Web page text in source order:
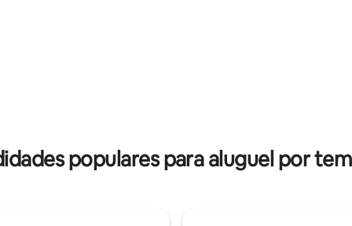
de 5, 423 avaliações
populares para aluguel por